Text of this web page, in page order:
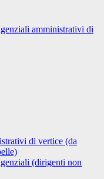
amministrativi di
di vertice (da
(dirigenti non